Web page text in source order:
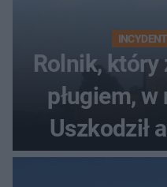
Rolnik, który
pługiem,
Uszkodził